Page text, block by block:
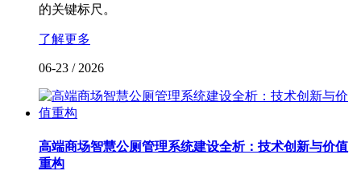
的关键标尺。
了解更多
06-23 / 2026
高端商场智慧公厕管理系统建设全析：技术创新与价值
重构